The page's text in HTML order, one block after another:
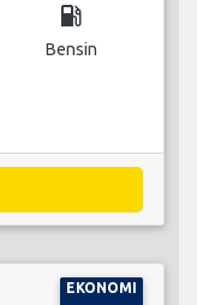
local_gas_station
Bensin
EKONOMI